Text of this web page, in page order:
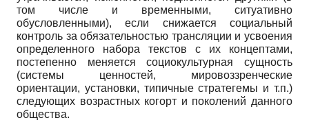
том числе и временными, ситуативно
обусловленными), если снижается социальный
контроль за обязательностью трансляции и усвоения
определенного набора текстов с их концептами,
постепенно меняется социокультурная сущность
(системы ценностей, мировоззренческие
ориентации, установки, типичные стратегемы и т.п.)
следующих возрастных когорт и поколений данного
общества.